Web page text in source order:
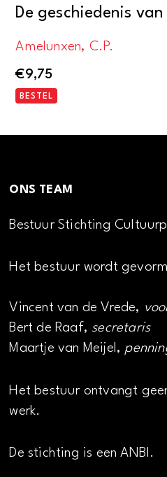
De geschiedenis
Amelunxen, C.P.
€9,75
BESTEL
ONS TEAM
Bestuur Stichting
Het bestuur wordt
Vincent van de Vrede,
Bert de Raaf, secretaris
Maartje van Meijel,
Het bestuur ontvangt
werk.
De stichting is een ANBI.